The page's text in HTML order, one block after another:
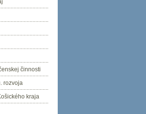
činnosti
rozvoja
kraja